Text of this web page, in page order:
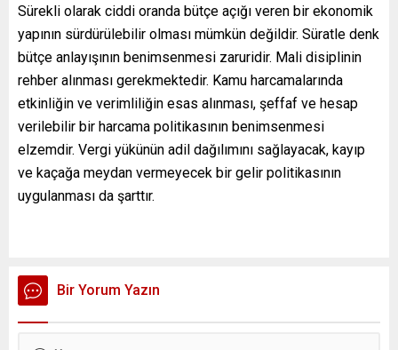
Sürekli olarak ciddi oranda bütçe açığı veren bir ekonomik
yapının sürdürülebilir olması mümkün değildir. Süratle denk
bütçe anlayışının benimsenmesi zaruridir. Mali disiplinin
rehber alınması gerekmektedir. Kamu harcamalarında
etkinliğin ve verimliliğin esas alınması, şeffaf ve hesap
verilebilir bir harcama politikasının benimsenmesi
elzemdir. Vergi yükünün adil dağılımını sağlayacak, kayıp
ve kaçağa meydan vermeyecek bir gelir politikasının
uygulanması da şarttır.
Bir Yorum Yazın